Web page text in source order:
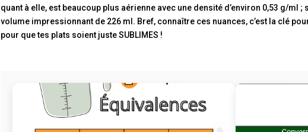
quant à elle, est beaucoup plus aérienne avec une densité d’environ 0,53 g/ml ;
volume impressionnant de 226 ml. Bref, connaître ces nuances, c’est la clé
pour que tes plats soient juste SUBLIMES !